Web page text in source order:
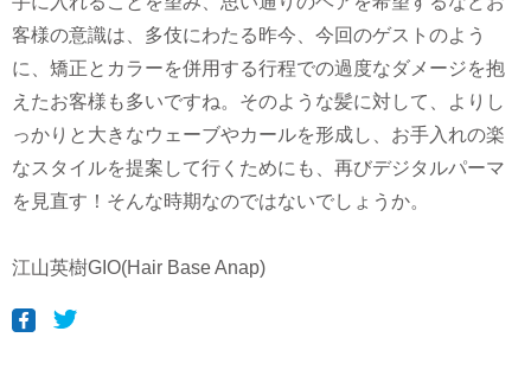
客様の意識は、多伎にわたる昨今、今回のゲストのよう
に、矯正とカラーを併用する行程での過度なダメージを抱
えたお客様も多いですね。そのような髪に対して、よりし
っかりと大きなウェーブやカールを形成し、お手入れの楽
なスタイルを提案して行くためにも、再びデジタルパーマ
を見直す！そんな時期なのではないでしょうか。
江山英樹GIO(Hair Base Anap)